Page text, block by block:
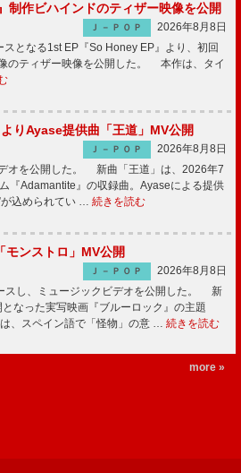
作ビハインドのティザー映像を公開
Ｊ－ＰＯＰ
2026年8月8日
となる1st EP『So Honey EP』より、初回
のティザー映像を公開した。 本作は、タイ
りAyase提供曲「王道」MV公開
Ｊ－ＰＯＰ
2026年8月8日
オを公開した。 新曲「王道」は、2026年7
『Adamantite』の収録曲。Ayaseによる提供
が込められてい … 続きを読む
ンストロ」MV公開
Ｊ－ＰＯＰ
2026年8月8日
スし、ミュージックビデオを公開した。 新
なった実写映画『ブルーロック』の主題
、スペイン語で「怪物」の意 … 続きを読む
more »